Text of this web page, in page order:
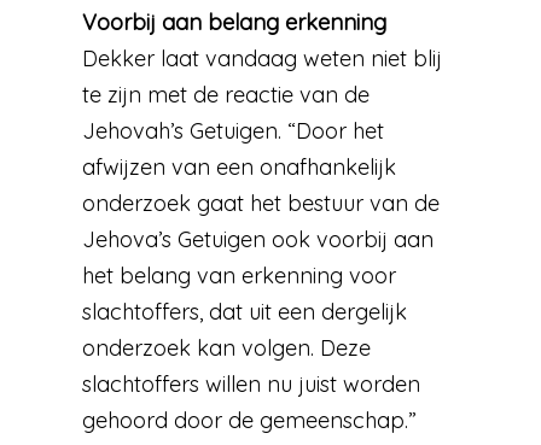
Voorbij aan belang erkenning
Dekker laat vandaag weten niet blij
te zijn met de reactie van de
Jehovah’s Getuigen. “Door het
afwijzen van een onafhankelijk
onderzoek gaat het bestuur van de
Jehova’s Getuigen ook voorbij aan
het belang van erkenning voor
slachtoffers, dat uit een dergelijk
onderzoek kan volgen. Deze
slachtoffers willen nu juist worden
gehoord door de gemeenschap.”